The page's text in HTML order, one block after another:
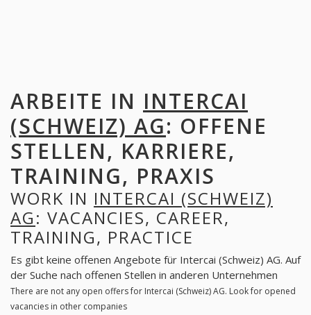
ARBEITE IN INTERCAI
(SCHWEIZ) AG: OFFENE
STELLEN, KARRIERE,
TRAINING, PRAXIS
WORK IN INTERCAI (SCHWEIZ)
AG: VACANCIES, CAREER,
TRAINING, PRACTICE
Es gibt keine offenen Angebote für Intercai (Schweiz) AG. Auf
der Suche nach offenen Stellen in anderen Unternehmen
There are not any open offers for Intercai (Schweiz) AG. Look for opened
vacancies in other companies